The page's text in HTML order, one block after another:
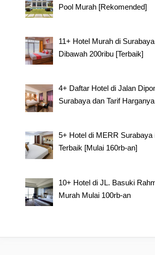
Pool Murah [Rekomended]
11+ Hotel Murah di
Dibawah 200ribu [Terbaik]
4+ Daftar Hotel di Jalan
Surabaya dan Tarif Harganya
5+ Hotel di MERR Surabaya
Terbaik [Mulai 160rb-an]
10+ Hotel di JL. Basuki
Murah Mulai 100rb-an